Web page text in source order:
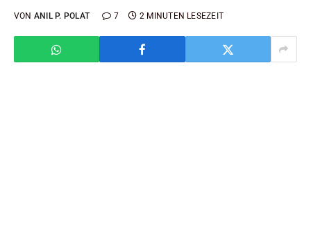
VON ANIL P. POLAT 7 2 MINUTEN LESEZEIT